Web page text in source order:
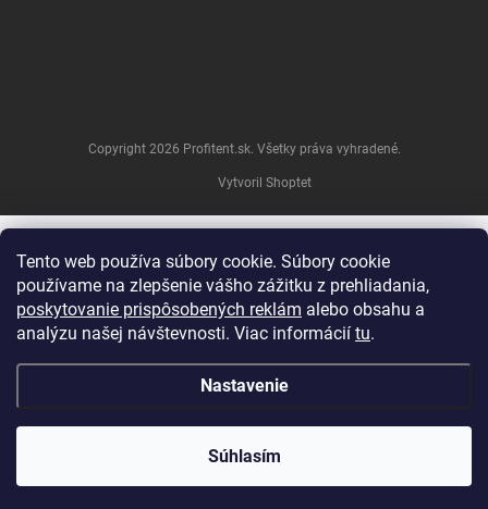
Tento web používa súbory cookie. Súbory cookie
používame na zlepšenie vášho zážitku z prehliadania,
poskytovanie prispôsobených reklám alebo obsahu a
analýzu našej návštevnosti. Viac informácií tu.
Nastavenie
Súhlasím
Vytvoril Shoptet
Copyright 2026 Profitent.sk. Všetky práva vyhradené.